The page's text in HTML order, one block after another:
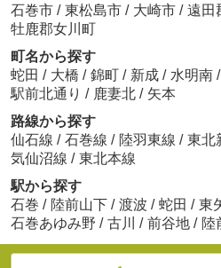
石巻市 / 東松島市 / 大崎市 / 遠田
牡鹿郡女川町
町名から探す
蛇田 / 大橋 / 錦町 / 新成 / 水明南 /
駅前北通り / 鹿妻北 / 矢本
路線から探す
仙石線 / 石巻線 / 陸羽東線 / 東北
気仙沼線 / 東北本線
駅から探す
石巻 / 陸前山下 / 渡波 / 蛇田 / 東
石巻あゆみ野 / 古川 / 前谷地 / 陸